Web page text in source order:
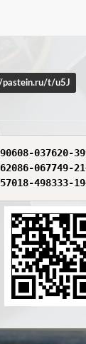
pastein.ru/t/u5J
037620-
067749-
498333-